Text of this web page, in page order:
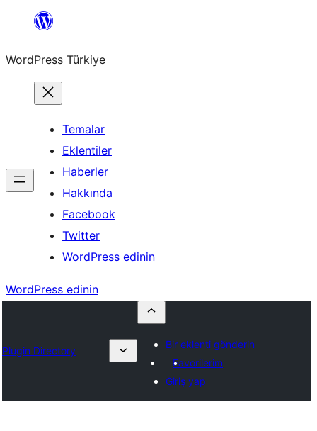
İçeriğe
WordPress Türkiye
Temalar
Eklentiler
Haberler
Hakkında
Facebook
Twitter
WordPress edinin
WordPress edinin
Plugin Directory
Bir eklenti gönderin
Favorilerim
Giriş yap